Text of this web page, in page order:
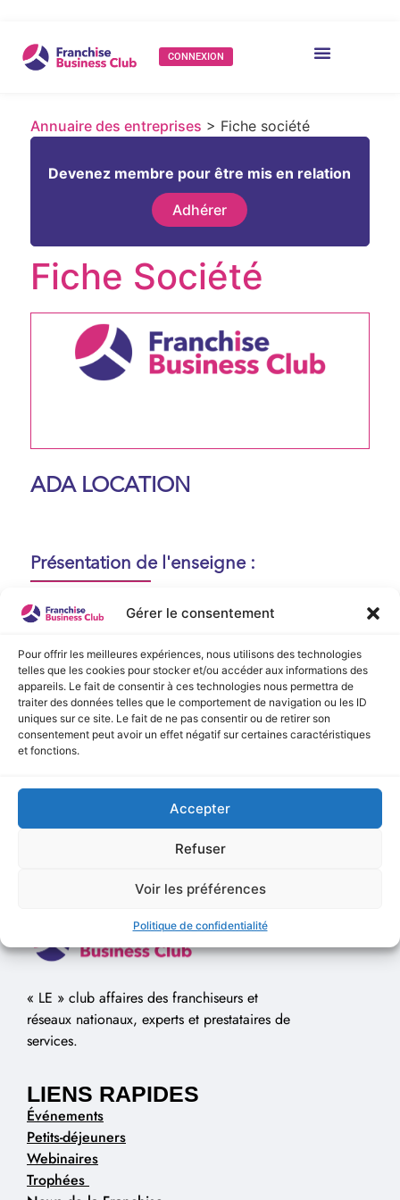
Gérer le consentement
Pour offrir les meilleures expériences, nous utilisons des technologies
telles que les cookies pour stocker et/ou accéder aux informations des
appareils. Le fait de consentir à ces technologies nous permettra de
traiter des données telles que le comportement de navigation ou les ID
uniques sur ce site. Le fait de ne pas consentir ou de retirer son
consentement peut avoir un effet négatif sur certaines caractéristiques
et fonctions.
Accepter
Refuser
Voir les préférences
Politique de confidentialité
CONNEXION
Annuaire des entreprises > Fiche société
Devenez membre pour être mis en relation
Adhérer
Fiche Société
ADA LOCATION
Présentation de l'enseigne :
Aucune présentation n'est disponible
actuellement !
Vidéo de Présentation
Aucune vidéo disponible.
« LE » club affaires des franchiseurs et
réseaux nationaux, experts et prestataires de
services.
LIENS RAPIDES
Événements
Petits-déjeuners
Webinaires
Trophées